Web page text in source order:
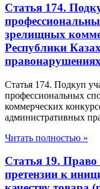
Статья 174.
зрелищных
Республики
правонарушениях
Статья 174. Подкуп
профессиональных
коммерческих
административных
Читать полностью »
Статья 19. Право
претензии к